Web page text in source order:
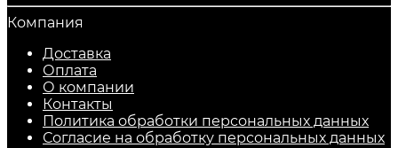
Компания
Доставка
Оплата
О компании
Контакты
Политика обработки персональных данных
Согласие на обработку персональных данных